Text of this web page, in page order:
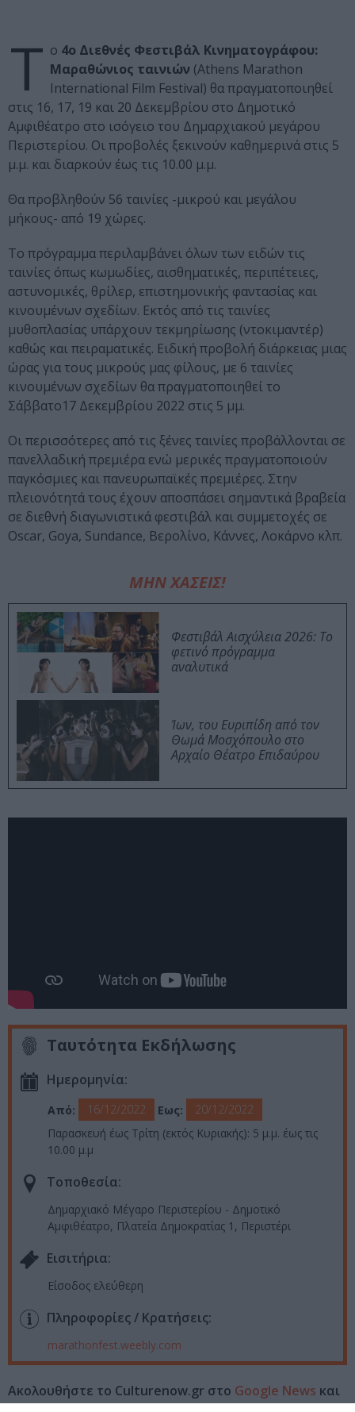
Τ ο 4ο Διεθνές Φεστιβάλ Κινηματογράφου:
Μαραθώνιος ταινιών (Athens Marathon
International Film Festival) θα πραγματοποιηθεί
στις 16, 17, 19 και 20 Δεκεμβρίου στο Δημοτικό
Αμφιθέατρο στο ισόγειο του Δημαρχιακού μεγάρου
Περιστερίου. Οι προβολές ξεκινούν καθημερινά στις 5
μ.μ. και διαρκούν έως τις 10.00 μ.μ.
Θα προβληθούν 56 ταινίες -μικρού και μεγάλου
μήκους- από 19 χώρες.
Το πρόγραμμα περιλαμβάνει όλων των ειδών τις
ταινίες όπως κωμωδίες, αισθηματικές, περιπέτειες,
αστυνομικές, θρίλερ, επιστημονικής φαντασίας και
κινουμένων σχεδίων. Εκτός από τις ταινίες
μυθοπλασίας υπάρχουν τεκμηρίωσης (ντοκιμαντέρ)
καθώς και πειραματικές. Ειδική προβολή διάρκειας μιας
ώρας για τους μικρούς μας φίλους, με 6 ταινίες
κινουμένων σχεδίων θα πραγματοποιηθεί το
Σάββατο17 Δεκεμβρίου 2022 στις 5 μμ.
Οι περισσότερες από τις ξένες ταινίες προβάλλονται σε
πανελλαδική πρεμιέρα ενώ μερικές πραγματοποιούν
παγκόσμιες και πανευρωπαϊκές πρεμιέρες. Στην
πλειονότητά τους έχουν αποσπάσει σημαντικά βραβεία
σε διεθνή διαγωνιστικά φεστιβάλ και συμμετοχές σε
Oscar, Goya, Sundance, Βερολίνο, Κάννες, Λοκάρνο κλπ.
ΜΗΝ ΧΑΣΕΙΣ!
Φεστιβάλ Αισχύλεια 2026: Το
φετινό πρόγραμμα
αναλυτικά
Ίων, του Ευριπίδη από τον
Θωμά Μοσχόπουλο στο
Αρχαίο Θέατρο Επιδαύρου
Ταυτότητα Εκδήλωσης
Ημερομηνία:
Από: 16/12/2022 Εως:
20/12/2022
Παρασκευή έως Τρίτη (εκτός Κυριακής): 5 μ.μ. έως τις
10.00 μ.μ
Τοποθεσία:
Δημαρχιακό Μέγαρο Περιστερίου - Δημοτικό
Αμφιθέατρο, Πλατεία Δημοκρατίας 1, Περιστέρι
Eισιτήρια:
Είσοδος ελεύθερη
Πληροφορίες / Κρατήσεις:
marathonfest.weebly.com
Ακολουθήστε το Culturenow.gr στο Google News και